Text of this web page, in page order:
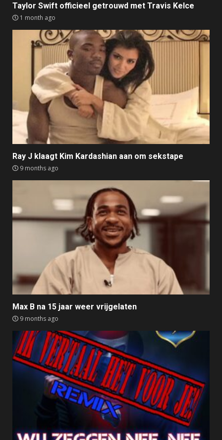
Taylor Swift officieel getrouwd met Travis Kelce
1 month ago
Ray J klaagt Kim Kardashian aan om sekstape
9 months ago
Max B na 15 jaar weer vrijgelaten
9 months ago